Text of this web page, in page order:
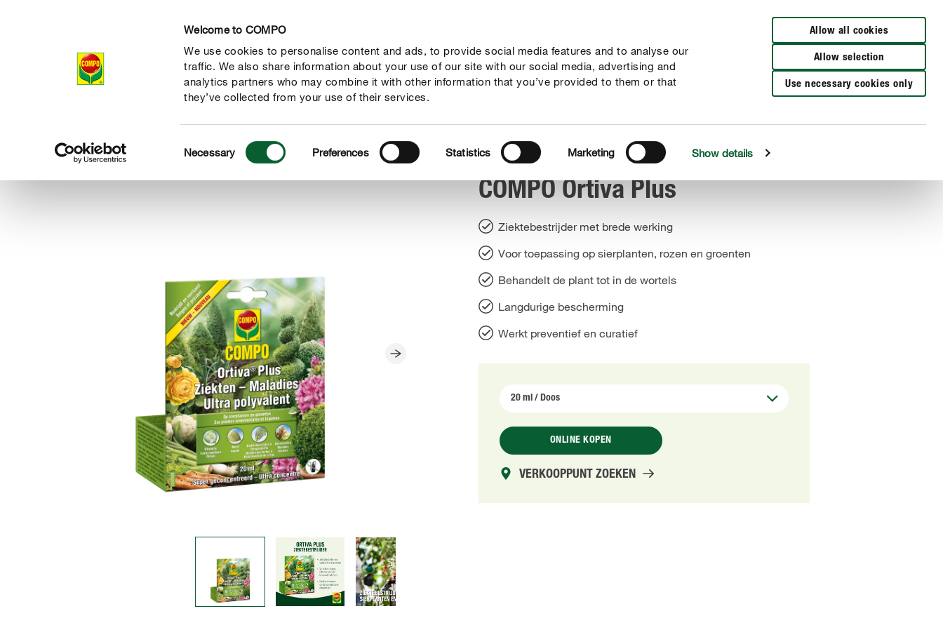
Welcome to COMPO
We use cookies to personalise content and ads, to provide social media features and to analyse our
traffic. We also share information about your use of our site with our social media, advertising and
analytics partners who may combine it with other information that you’ve provided to them or that
they’ve collected from your use of their services.
Selection
Necessary Preferences Statistics Marketing Show details
Allow all cookies
Allow selection
Use necessary cookies only
Verkooppunten
Producten Advies Thema's Tot je dienst Onderneming
COMPOProducten Gewasbescherming Bestrijding van ziekten COMPO Ortiva Plus
COMPO Ortiva Plus
Ziektebestrijder met brede werking
Voor toepassing op sierplanten, rozen en groenten
Behandelt de plant tot in de wortels
Langdurige bescherming
Werkt preventief en curatief
ONLINE KOPEN
VERKOOPPUNT ZOEKEN